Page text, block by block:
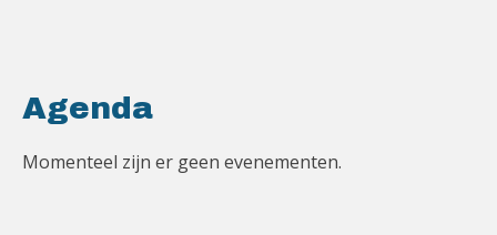
Agenda
Momenteel zijn er geen evenementen.